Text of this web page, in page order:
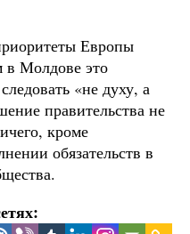
Европы
в Молдове это
«не духу, а
правительства не
кроме
обязательств в